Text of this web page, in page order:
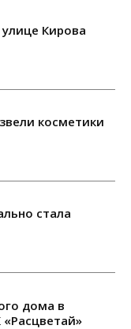
Кирова
косметики
стала
дома в
«Расцветай»